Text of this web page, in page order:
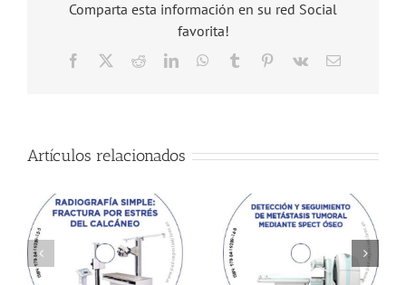
Comparta esta información en su red Social
favorita!
Facebook RedditLinkedInWhatsApp
Tumblr Pinterest
Vk
Correo
Artículos relacionados